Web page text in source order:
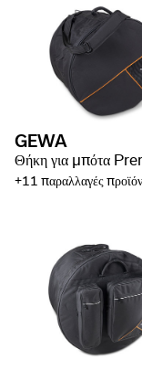
GEWA
Θήκη για μπότα
+11 παραλλαγές